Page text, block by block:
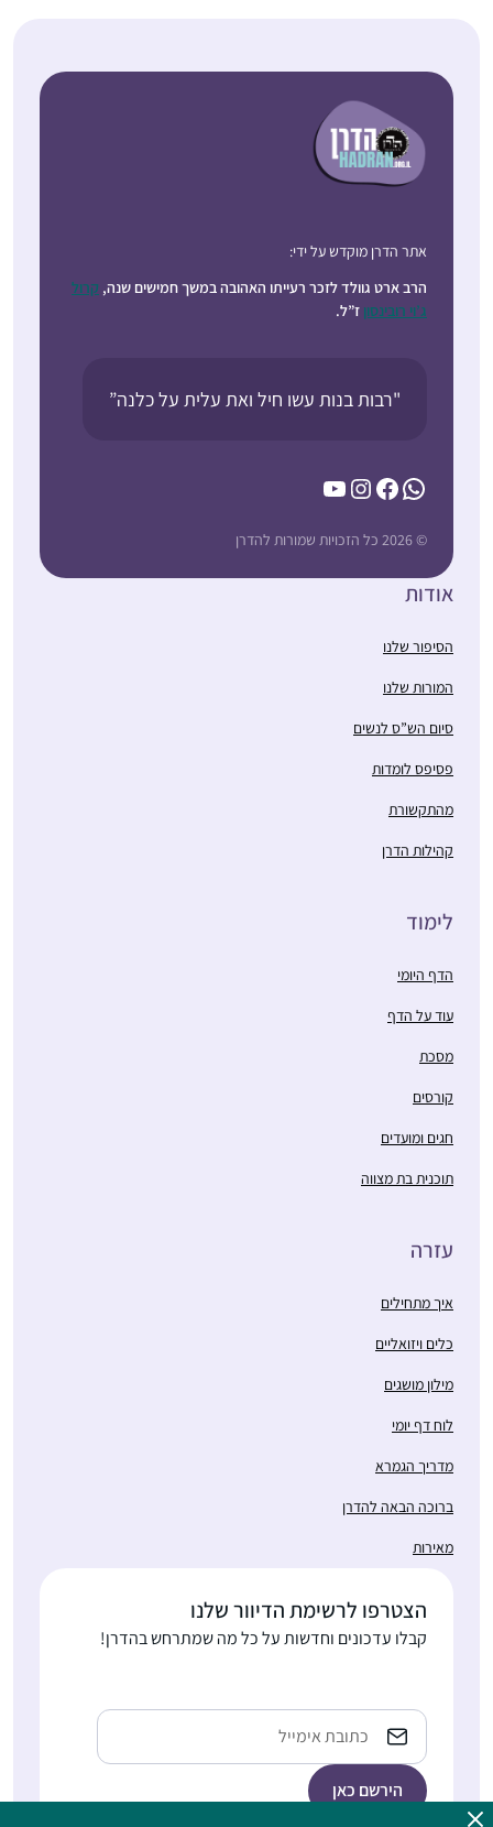
אתר הדרן מוקדש על ידי:
הרב ארט גוולד לזכר רעייתו האהובה במשך חמישים שנה, קרול
ג’וי רובינסון ז”ל.
"רבות בנות עשו חיל ואת עלית על כלנה”
WhatsApp
Facebook
Instagram
YouTube
© 2026 כל הזכויות שמורות להדרן
אודות
הסיפור שלנו
המורות שלנו
סיום הש”ס לנשים
פסיפס לומדות
מהתקשורת
קהילות הדרן
לימוד
הדף היומי
עוד על הדף
מסכת
קורסים
חגים ומועדים
תוכנית בת מצווה
עזרה
איך מתחילים
כלים ויזואליים
מילון מושגים
לוח דף יומי
מדריך הגמרא
ברוכה הבאה להדרן
מאירות
הצטרפו לרשימת הדיוור שלנו
קבלו עדכונים וחדשות על כל מה שמתרחש בהדרן!
Email